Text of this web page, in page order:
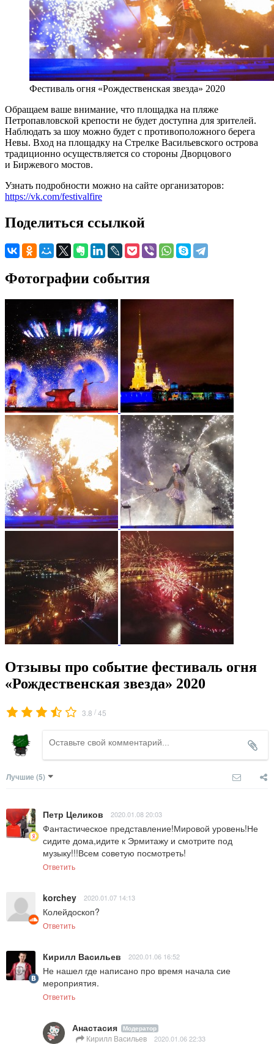
Фестиваль огня «Рождественская звезда» 2020
Обращаем ваше внимание, что площадка на пляже
Петропавловской крепости не будет доступна для зрителей.
Наблюдать за шоу можно будет с противоположного берега
Невы. Вход на площадку на Стрелке Васильевского острова
традиционно осуществляется со стороны Дворцового
и Биржевого мостов.
Узнать подробности можно на сайте организаторов:
https://vk.com/festivalfire
Поделиться ссылкой
Фотографии события
Отзывы про событие фестиваль огня
«Рождественская звезда» 2020
3.8 /45
Лучшие (5)
Петр Целиков 2020.01.08 20:03
Фантастическое представление!Мировой уровень!Не
сидите дома,идите к Эрмитажу и смотрите под
музыку!!!Всем советую посмотреть!
Ответить
korchey 2020.01.07 14:13
Колейдоскоп?
Ответить
Кирилл Васильев 2020.01.06 16:52
Не нашел где написано про время начала сие
мероприятия.
Ответить
Анастасия Модератор
Кирилл Васильев 2020.01.06 22:33